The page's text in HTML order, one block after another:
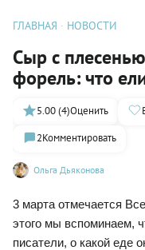
ГЛАВНАЯ НОВОСТИ
Сыр с
форель: что
Ольга Дьяконова
5.00 (4)Оценить
2Комментировать
3 марта отмечается
этого мы вспоминаем,
писатели, о какой еде